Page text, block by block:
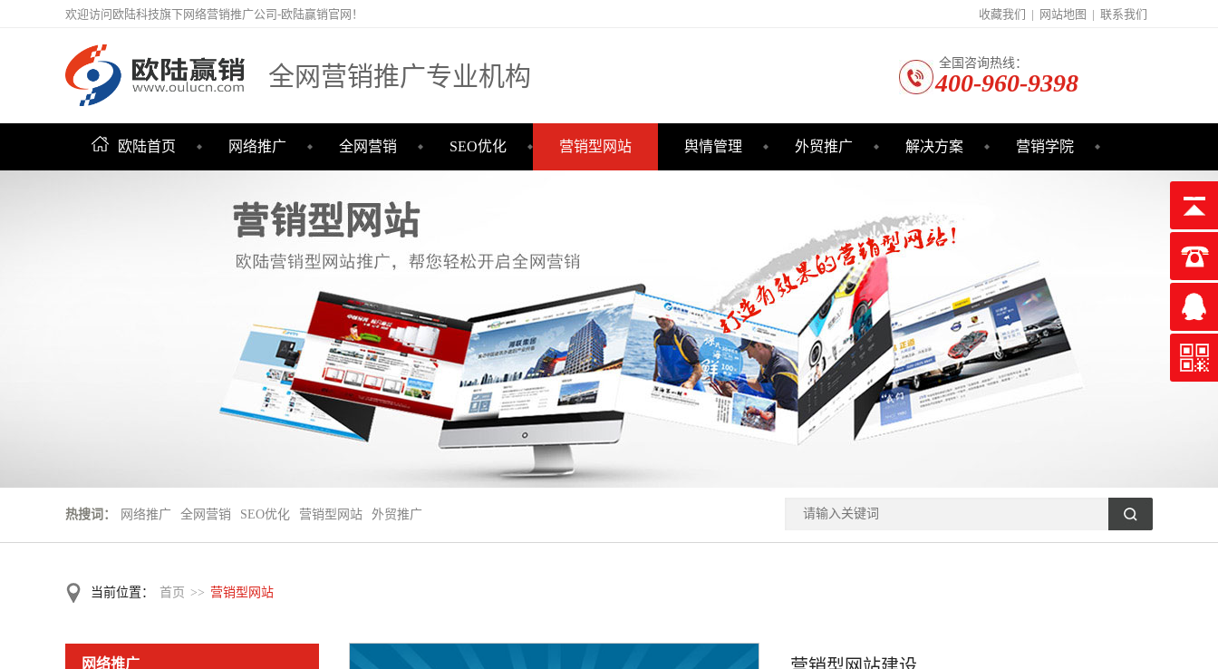
收藏我们 | 网站地图 | 联系我们
欢迎访问欧陆科技旗下网络营销推广公司-欧陆赢销官网！
全国咨询热线：
400-960-9398
全网营销推广专业机构
欧陆首页 网络推广 全网营销 SEO优化 营销型网站 舆情管理 外贸推广 解决方案 营销学院
热搜词： 网络推广 全网营销 SEO优化 营销型网站 外贸推广
当前位置： 首页 >> 营销型网站
网络推广